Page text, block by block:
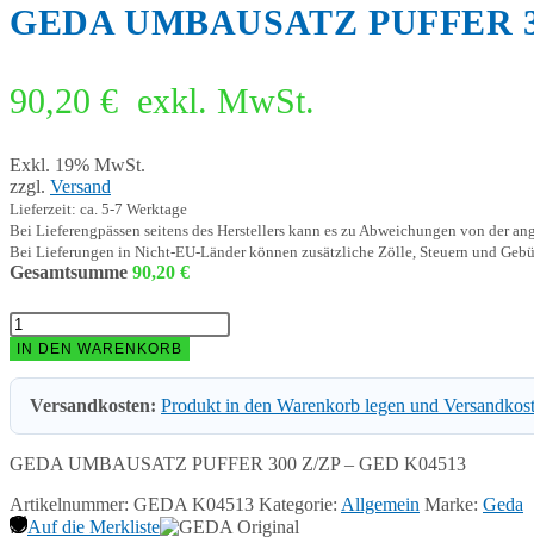
GEDA UMBAUSATZ PUFFER
90,20 € exkl. MwSt.
Exkl. 19% MwSt.
zzgl. Versand
Lieferzeit: ca. 5-7 Werktage
Bei Lieferengpässen seitens des Herstellers kann es zu Abweichungen von der
Bei Lieferungen in Nicht-EU-Länder können zusätzliche Zölle, Steuern und
Gesamtsumme 90,20 €
GEDA
UMBAUSATZ
PUFFER
300
Z/ZP
-
K04513
IN DEN WARENKORB
Versandkosten: Produkt in den Warenkorb legen und
GEDA UMBAUSATZ PUFFER 300 Z/ZP – GED K04513
Artikelnummer: GEDA K04513 Kategorie: Allgemein Marke: Geda
Auf die Merkliste